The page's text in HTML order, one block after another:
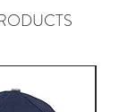
オートクチュ
を追い求め